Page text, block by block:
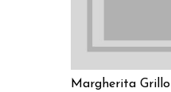
Margherita Grillo